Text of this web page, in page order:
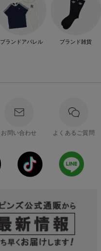
ブランドアパレル ブランド雑貨
お問い合わせ よくあるご質問